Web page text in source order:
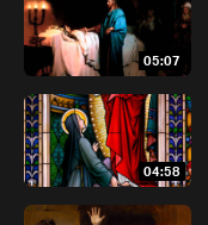
05:07
04:58